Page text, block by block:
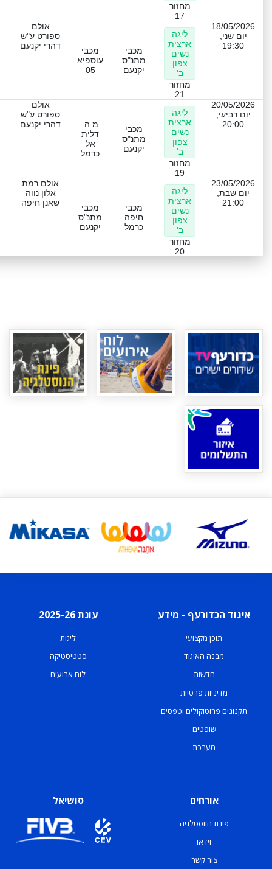
מחזור
17
18/05/2026
יום שני,
19:30
ליגה
ארצית
נשים
צפון
ב'
מחזור
21
מכבי
מתנ"ס
יקנעם
מכבי
עוספיא
05
אולם
ספורט ע"ש
דהרי יקנעם
20/05/2026
יום רביעי,
20:00
ליגה
ארצית
נשים
צפון
ב'
מחזור
19
מכבי
מתנ"ס
יקנעם
מ.ה.
דלית
אל
כרמל
אולם
ספורט ע"ש
דהרי יקנעם
23/05/2026
יום שבת,
21:00
ליגה
ארצית
נשים
צפון
ב'
מחזור
20
מכבי
חיפה
כרמל
מכבי
מתנ"ס
יקנעם
אולם רמת
אלון נווה
שאנן חיפה
איגוד הכדורעף - מידע
תוכן מקצועי
מבנה האיגוד
חדשות
מדיניות פרטיות
תקנונים פרוטוקולים וטפסים
שופטים
מערכת
עונת 2025-26
ליגות
סטטיסטיקה
לוח ארועים
אורחים
פינת הווסטלגיה
וידאו
צור קשר
סושיאל